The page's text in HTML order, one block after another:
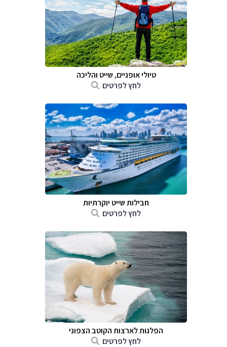
טיולי אופניים, שייט והליכה
לחץ לפרטים
חבילות שייט יוקרתיות
לחץ לפרטים
הפלגות לארצות הקוטב הצפוני
לחץ לפרטים